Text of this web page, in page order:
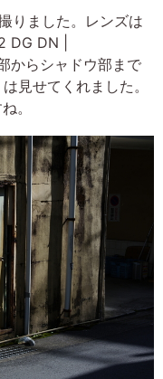
りました。レンズは
DG DN |
からシャドウ部まで
見せてくれました。
。